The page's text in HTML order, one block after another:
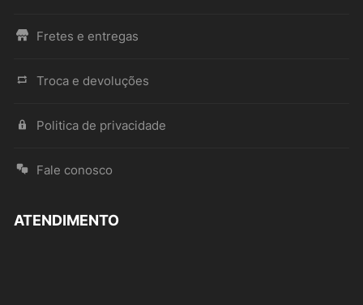
Fretes e entregas
Troca e devoluções
Politica de privacidade
Fale conosco
ATENDIMENTO